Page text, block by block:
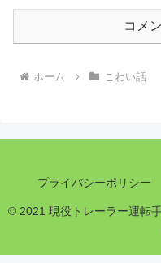
コメ
ホーム こわい話
プライバシーポリシー
© 2021 現役トレーラー運転